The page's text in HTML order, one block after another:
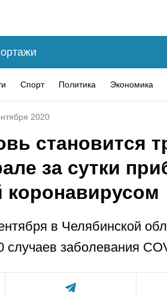
Спорт Политика Экономика
2020
становится
за сутки
коронавирусом
в Челябинской
случаев заболевания